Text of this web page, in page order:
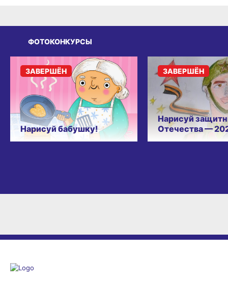
ФОТОКОНКУРСЫ
Нарисуй бабушку!
ЗАВЕРШЁН
Нарисуй
Отечества —
ЗАВЕРШЁН